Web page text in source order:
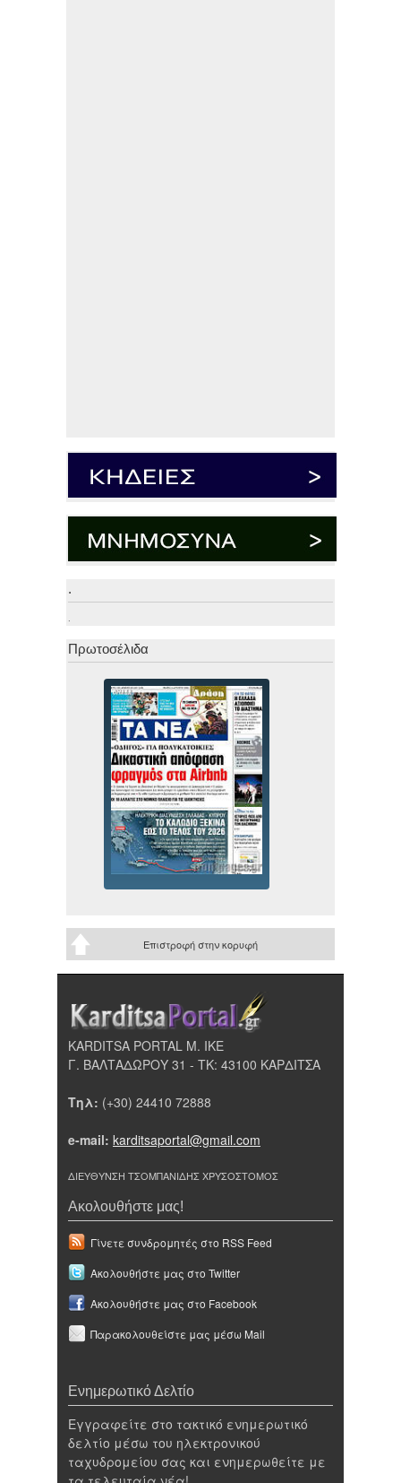
.
.
Πρωτοσέλιδα
Επιστροφή στην κορυφή
KARDITSA PORTAL Μ. ΙΚΕ
Γ. ΒΑΛΤΑΔΩΡΟΥ 31 - ΤΚ: 43100 ΚΑΡΔΙΤΣΑ
Τηλ: (+30) 24410 72888
e-mail: karditsaportal@gmail.com
ΔΙΕΥΘΥΝΣΗ ΤΣΟΜΠΑΝΙΔΗΣ ΧΡΥΣΟΣΤΟΜΟΣ
Ακολουθήστε μας!
Γίνετε συνδρομητές στο RSS Feed
Ακολουθήστε μας στο Twitter
Ακολουθήστε μας στο Facebook
Παρακολουθείστε μας μέσω Mail
Ενημερωτικό Δελτίο
Εγγραφείτε στο τακτικό ενημερωτικό
δελτίο μέσω του ηλεκτρονικού
ταχυδρομείου σας και ενημερωθείτε με